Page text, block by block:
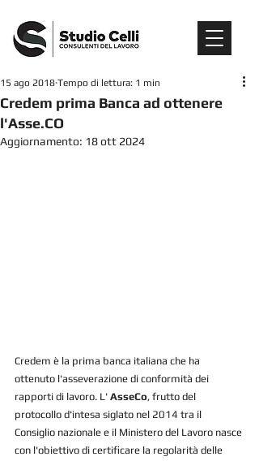
Credem prima Banca ad ottenere
l'Asse.CO
15 ago 2018 Tempo di lettura: 1 min
Aggiornamento: 18 ott 2024
Credem è la prima banca italiana che ha
ottenuto l'asseverazione di conformità dei
rapporti di lavoro. L' AsseCo, frutto del
protocollo d'intesa siglato nel 2014 tra il
Consiglio nazionale e il Ministero del Lavoro nasce
con l'obiettivo di certificare la regolarità delle